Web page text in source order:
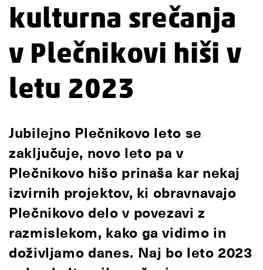
kulturna srečanja
v Plečnikovi hiši v
letu 2023
Jubilejno Plečnikovo leto se
zaključuje, novo leto pa v
Plečnikovo hišo prinaša kar nekaj
izvirnih projektov, ki obravnavajo
Plečnikovo delo v povezavi z
razmislekom, kako ga vidimo in
doživljamo danes. Naj bo leto 2023